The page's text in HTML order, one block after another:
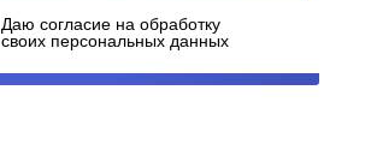
Даю согласие на обработку
своих персональных данных